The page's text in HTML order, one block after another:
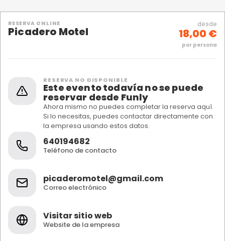
RESERVA ONLINE
Picadero Motel
desde
18,00 €
por persona
RESERVA NO DISPONIBLE
Este evento todavía no se puede
reservar desde Funly
Ahora mismo no puedes completar la reserva aquí.
Si lo necesitas, puedes contactar directamente con
la empresa usando estos datos.
640194682
Teléfono de contacto
picaderomotel@gmail.com
Correo electrónico
Visitar sitio web
Website de la empresa